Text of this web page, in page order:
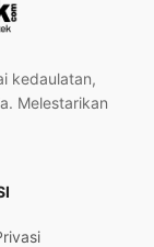
kedaulatan,
Melestarikan